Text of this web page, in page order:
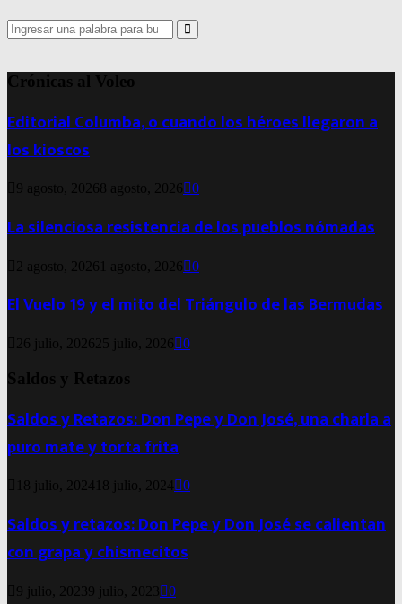
Search
for:
Search
Crónicas al Voleo
Editorial Columba, o cuando los héroes llegaron a
los kioscos
9 agosto, 20268 agosto, 2026 0
La silenciosa resistencia de los pueblos nómadas
2 agosto, 2026 1 agosto, 2026 0
El Vuelo 19 y el mito del Triángulo de las Bermudas
26 julio, 2026 25 julio, 2026 0
Saldos y Retazos
Saldos y Retazos: Don Pepe y Don José, una charla a
puro mate y torta frita
18 julio, 2024 18 julio, 2024 0
Saldos y retazos: Don Pepe y Don José se calientan
con grapa y chismecitos
9 julio, 20239 julio, 2023 0